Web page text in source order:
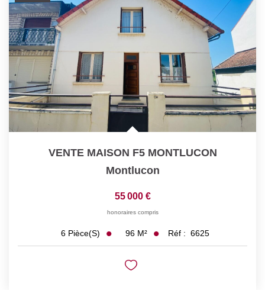
VENTE MAISON F5 MONTLUCON
Montlucon
55 000 €
honoraires compris
6 Pièce(s) 96 M² Réf : 6625